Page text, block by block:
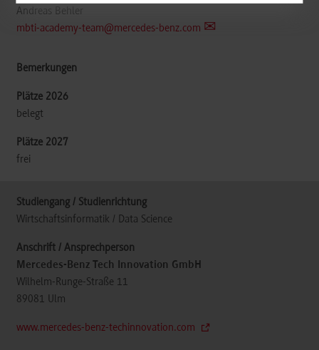
Andreas Behler
mbti-academy-team@mercedes-benz.com
belegt
frei
Wirtschaftsinformatik / Data Science
Mercedes-Benz Tech Innovation GmbH
Wilhelm-Runge-Straße 11
89081 Ulm
www.mercedes-benz-techinnovation.com